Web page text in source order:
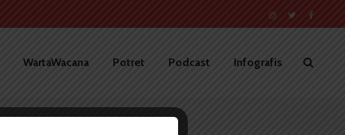
WartaWacana Potret Podcast Infografis